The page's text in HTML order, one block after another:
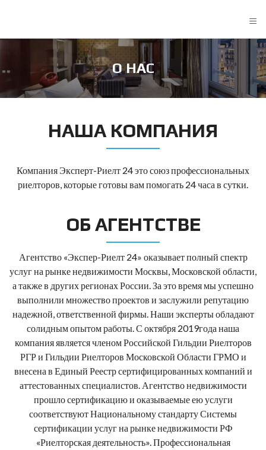
≡
О НАС
НАША КОМПАНИЯ
Компания Эксперт-Риелт 24 это союз профессиональных
риелторов, которые готовы вам помогать 24 часа в сутки.
ОБ АГЕНТСТВЕ
Агентство «Экспер-Риелт 24» оказывает полный спектр
услуг на рынке недвижимости Москвы, Московской области,
а также в других регионах России. За это время мы успешно
выполнили множество проектов и заслужили репутацию
надежной, ответственной фирмы. Наши эксперты обладают
солидным опытом работы. С октября 2019года наша
компания является членом Российской Гильдии Риелторов
РГР и Гильдии Риелторов Московской Области ГРМО и
внесена в Единый Реестр сертифицированных компаний и
аттестованных специалистов. Агентство недвижимости
прошло сертификацию и оказываемые ею услуги
соответствуют Национальному стандарту Системы
сертификации услуг на рынке недвижимости РФ
«Риелторская деятельность». Профессиональная